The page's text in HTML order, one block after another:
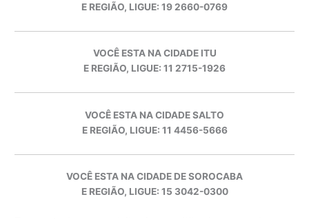
E REGIÃO, LIGUE: 19 2660-0769
VOCÊ ESTA NA CIDADE ITU
E REGIÃO, LIGUE: 11 2715-1926
VOCÊ ESTA NA CIDADE SALTO
E REGIÃO, LIGUE: 11 4456-5666
VOCÊ ESTA NA CIDADE DE SOROCABA
E REGIÃO, LIGUE: 15 3042-0300